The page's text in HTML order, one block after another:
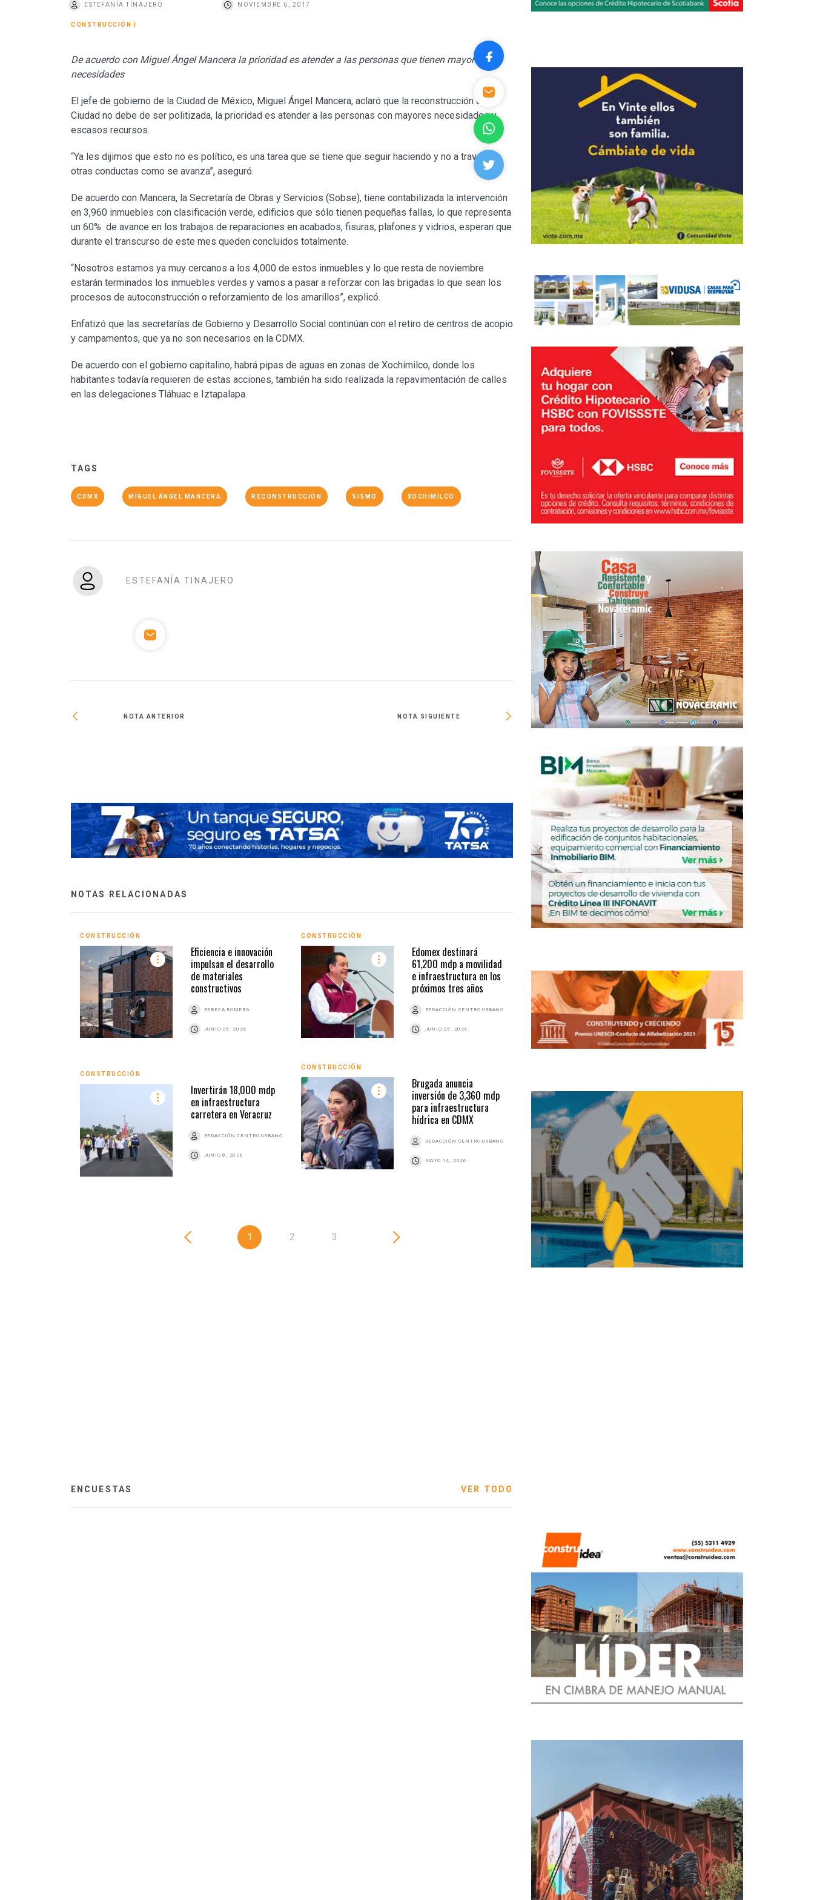
ESTEFANÍA TINAJERO NOVIEMBRE 6, 2017
CONSTRUCCIÓN
De acuerdo con Miguel Ángel Mancera la prioridad es atender a las personas que tienen mayores
necesidades
El jefe de gobierno de la Ciudad de México, Miguel Ángel Mancera, aclaró que la reconstrucción de la
Ciudad no debe de ser politizada, la prioridad es atender a las personas con mayores necesidades y
escasos recursos.
“Ya les dijimos que esto no es político, es una tarea que se tiene que seguir haciendo y no a través de
otras conductas como se avanza”, aseguró.
De acuerdo con Mancera, la Secretaría de Obras y Servicios (Sobse), tiene contabilizada la intervención
en 3,960 inmuebles con clasificación verde, edificios que sólo tienen pequeñas fallas, lo que representa
un 60% de avance en los trabajos de reparaciones en acabados, fisuras, plafones y vidrios, esperan que
durante el transcurso de este mes queden concluidos totalmente.
“Nosotros estamos ya muy cercanos a los 4,000 de estos inmuebles y lo que resta de noviembre
estarán terminados los inmuebles verdes y vamos a pasar a reforzar con las brigadas lo que sean los
procesos de autoconstrucción o reforzamiento de los amarillos”, explicó.
Enfatizó que las secretarías de Gobierno y Desarrollo Social continúan con el retiro de centros de acopio
y campamentos, que ya no son necesarios en la CDMX.
De acuerdo con el gobierno capitalino, habrá pipas de aguas en zonas de Xochimilco, donde los
habitantes todavía requieren de estas acciones, también ha sido realizada la repavimentación de calles
en las delegaciones Tláhuac e Iztapalapa.
TAGS
CDMX MIGUEL ÁNGEL MANCERA RECONSTRUCCIÓN SISMO XOCHIMILCO
ESTEFANÍA TINAJERO
NOTA ANTERIOR NOTA SIGUIENTE
Está lista la I Bienal Internacional de
Arquitectura de Euskadi MUGAK
NOTAS RELACIONADAS
CONSTRUCCIÓN
Eficiencia e innovación
impulsan el desarrollo
de materiales
constructivos
REBECA ROMERO
JUNIO 25, 2026
CONSTRUCCIÓN
Edomex destinará
61,200 mdp a movilidad
e infraestructura en los
próximos tres años
REDACCIÓN CENTRO URBANO
JUNIO 25, 2026
CONSTRUCCIÓN
Invertirán 18,000 mdp
en infraestructura
carretera en Veracruz
REDACCIÓN CENTRO URBANO
JUNIO 8, 2026
CONSTRUCCIÓN
Brugada anuncia
inversión de 3,360 mdp
para infraestructura
hídrica en CDMX
REDACCIÓN CENTRO URBANO
MAYO 14, 2026
infraestructura y
conectividad
REDACCIÓN CENTRO URBANO
MAYO 14, 2026
Invertirán 51,000 mdp
en Michoacán para obras
de infraestructura
REDACCIÓN CENTRO URBANO
FEBRERO 9, 2026
1 2 3
ENCUESTAS VER TODO